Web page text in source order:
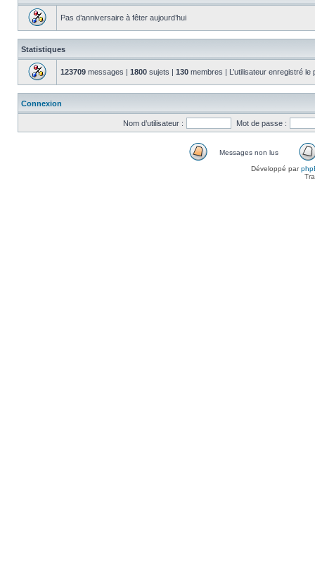
Pas d’anniversaire à fêter aujourd’hui
Statistiques
123709 messages | 1800 sujets | 130 membres | L’utilisateur enregistré
Connexion
Nom d’utilisateur : Mot de passe :
Messages non lus
Développé par